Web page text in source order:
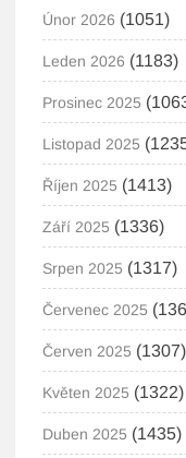
Únor 2026 (1051)
Leden 2026 (1183)
Prosinec 2025
Listopad 2025
Říjen 2025 (1413)
Září 2025 (1336)
Srpen 2025 (1317)
Červenec 2025
Červen 2025 (1307)
Květen 2025 (1322)
Duben 2025 (1435)